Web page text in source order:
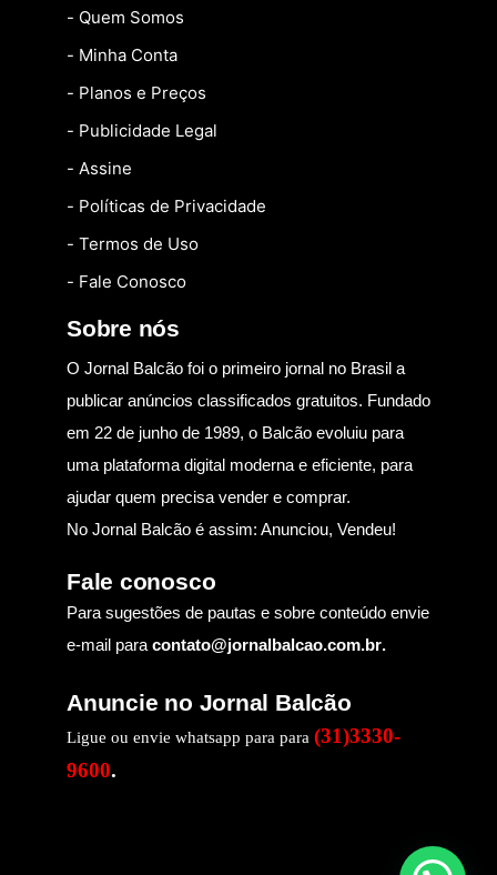
- Quem Somos
- Minha Conta
- Planos e Preços
- Publicidade Legal
- Assine
- Políticas de Privacidade
- Termos de Uso
- Fale Conosco
Sobre nós
O Jornal Balcão foi o primeiro jornal no Brasil a
publicar anúncios classificados gratuitos. Fundado
em 22 de junho de 1989, o Balcão evoluiu para
uma plataforma digital moderna e eficiente, para
ajudar quem precisa vender e comprar.
No Jornal Balcão é assim: Anunciou, Vendeu!
Fale conosco
Para sugestões de pautas e sobre conteúdo envie
e-mail para contato@jornalbalcao.com.br.
Anuncie no Jornal Balcão
Ligue ou envie whatsapp para para (31)3330-
9600.